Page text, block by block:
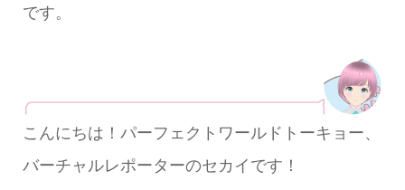
です。
こんにちは！パーフェクトワールドトーキョー、
バーチャルレポーターのセカイです！